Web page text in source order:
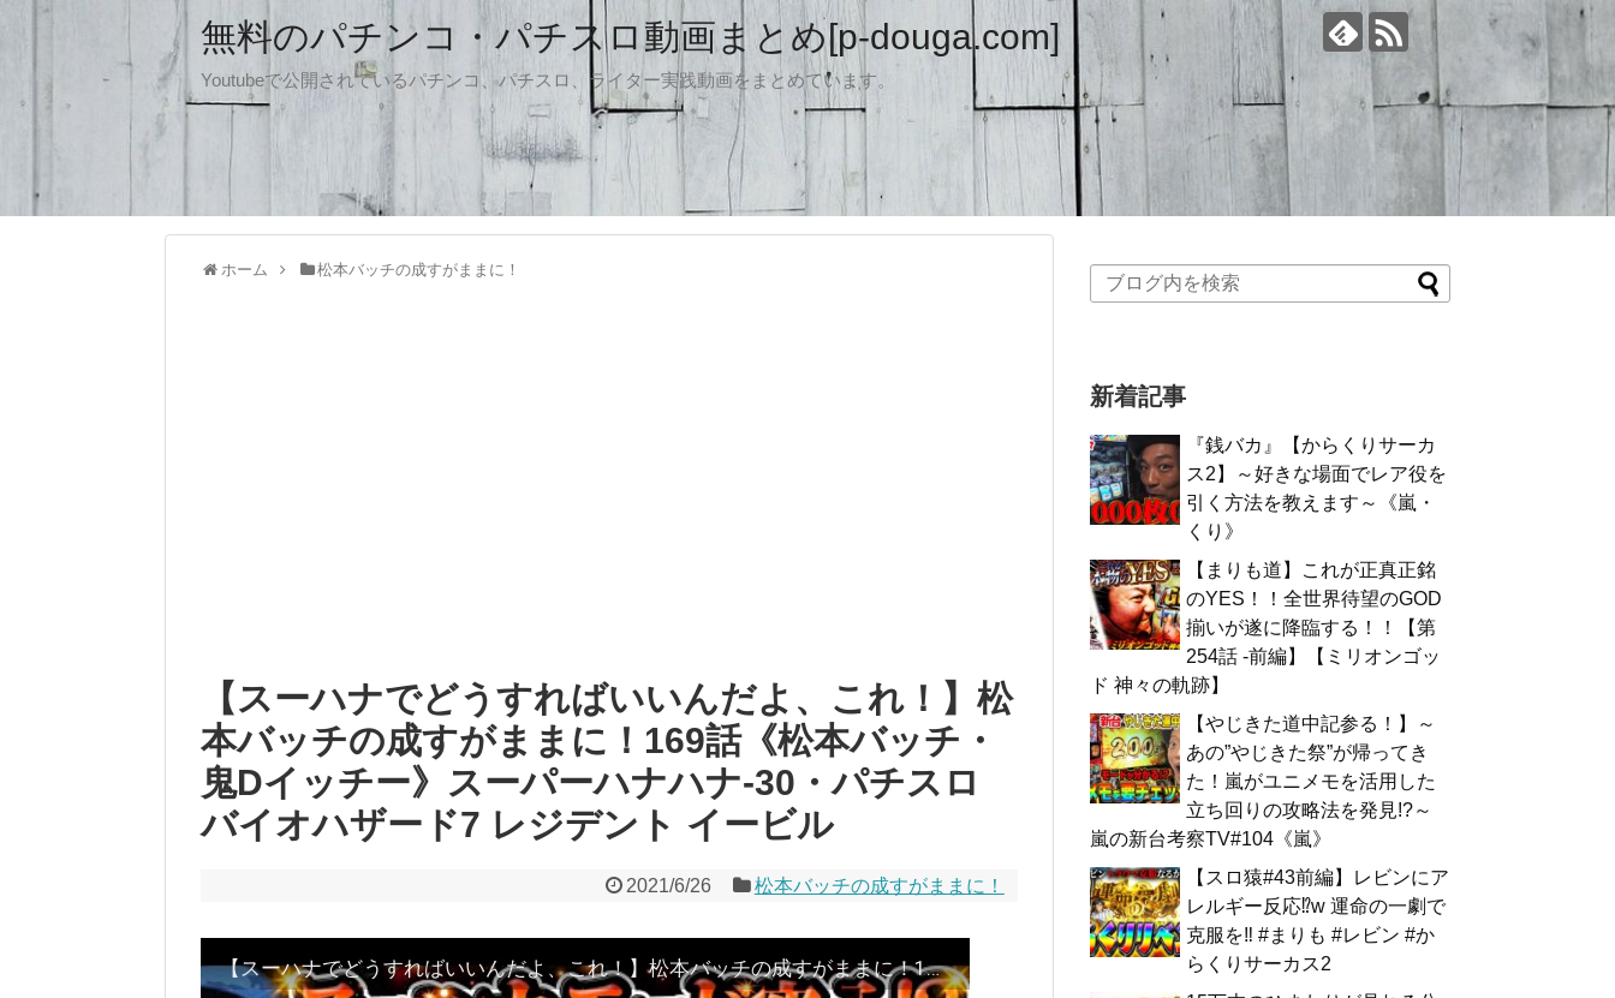
無料のパチンコ・パチスロ動画まとめ[p-douga.com]
Youtubeで公開されているパチンコ、パチスロ、ライター実践動画をまとめています。
ホーム 松本バッチの成すがままに！
【スーハナでどうすればいいんだよ、これ！】松
本バッチの成すがままに！169話《松本バッチ・
鬼Dイッチー》スーパーハナハナ-30・パチスロ
バイオハザード7 レジデント イービル
2021/6/26 松本バッチの成すがままに！
【スーハナでどうすればいいんだよ、これ！】松本バッチの成すがままに！169話《松本バッチ・鬼Dイッチー》スーパーハナハナ-30・パチスロ バイオハザード7 レジデント イービル［パチスロ・スロット］
新着記事
『銭バカ』【からくりサーカ
ス2】～好きな場面でレア役を
引く方法を教えます～《嵐・
くり》
【まりも道】これが正真正銘
のYES！！全世界待望のGOD
揃いが遂に降臨する！！【第
254話 -前編】【ミリオンゴッ
ド 神々の軌跡】
【やじきた道中記参る！】～
あの”やじきた祭”が帰ってき
た！嵐がユニメモを活用した
立ち回りの攻略法を発見!?～
嵐の新台考察TV#104《嵐》
【スロ猿#43前編】レビンにア
レルギー反応⁉w 運命の一劇で
克服を‼ #まりも #レビン #か
らくりサーカス2